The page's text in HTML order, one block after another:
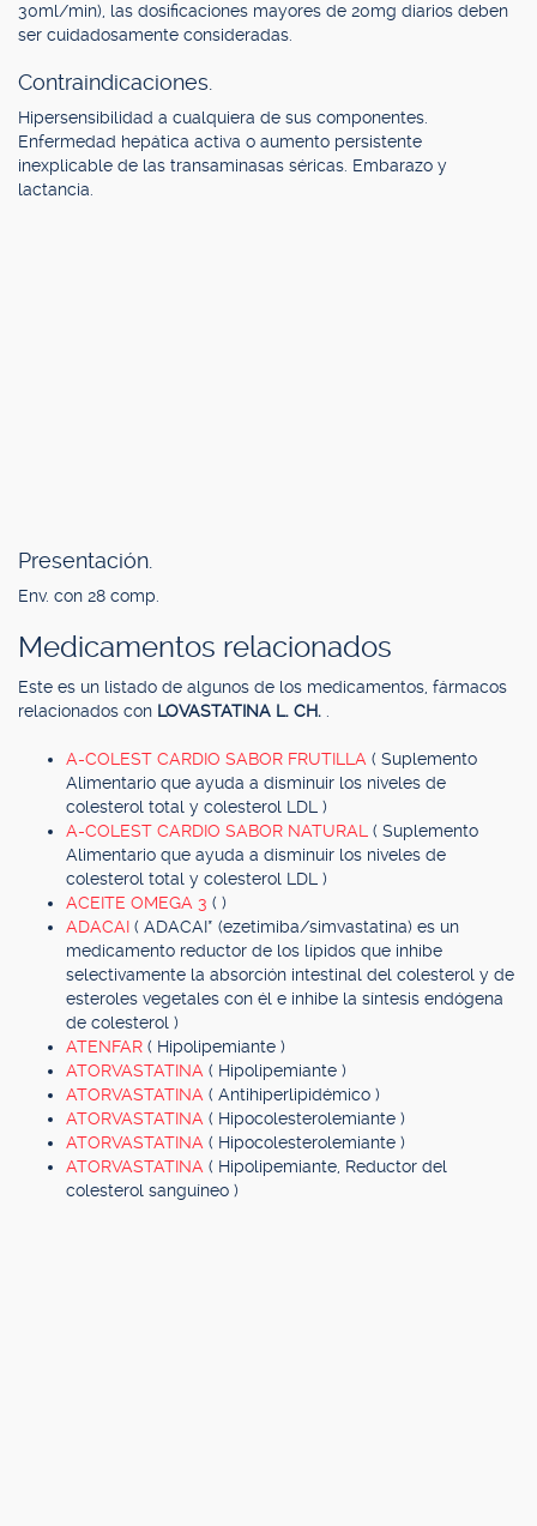
30ml/min), las dosificaciones mayores de 20mg diarios deben
ser cuidadosamente consideradas.
Contraindicaciones.
Hipersensibilidad a cualquiera de sus componentes.
Enfermedad hepática activa o aumento persistente
inexplicable de las transaminasas séricas. Embarazo y
lactancia.
Presentación.
Env. con 28 comp.
Medicamentos relacionados
Este es un listado de algunos de los medicamentos, fármacos
relacionados con LOVASTATINA L. CH.
A-COLEST CARDIO SABOR FRUTILLA ( Suplemento
Alimentario que ayuda a disminuir los niveles de
colesterol total y colesterol LDL )
A-COLEST CARDIO SABOR NATURAL ( Suplemento
Alimentario que ayuda a disminuir los niveles de
colesterol total y colesterol LDL )
ACEITE OMEGA 3 ( )
ADACAI ( ADACAI* (ezetimiba/simvastatina) es un
medicamento reductor de los lípidos que inhibe
selectivamente la absorción intestinal del colesterol y de
esteroles vegetales con él e inhibe la síntesis endógena
de colesterol )
ATENFAR ( Hipolipemiante )
ATORVASTATINA ( Hipolipemiante )
ATORVASTATINA ( Antihiperlipidémico )
ATORVASTATINA ( Hipocolesterolemiante )
ATORVASTATINA ( Hipocolesterolemiante )
ATORVASTATINA ( Hipolipemiante, Reductor del
colesterol sanguíneo )